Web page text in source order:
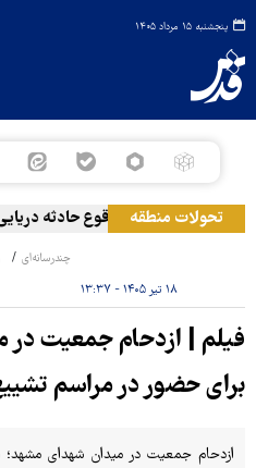
پنجشنبه ۱۵ مرداد ۱۴۰۵
تحولات منطقه وقوع حادثه
چندرسانه‌ای
۱۸ تیر ۱۴۰۵ - ۱۳:۳۷
فیلم | ازدحام جمعیت
برای حضور در مراسم
ازدحام جمعیت در میدان شهدای مشهد؛